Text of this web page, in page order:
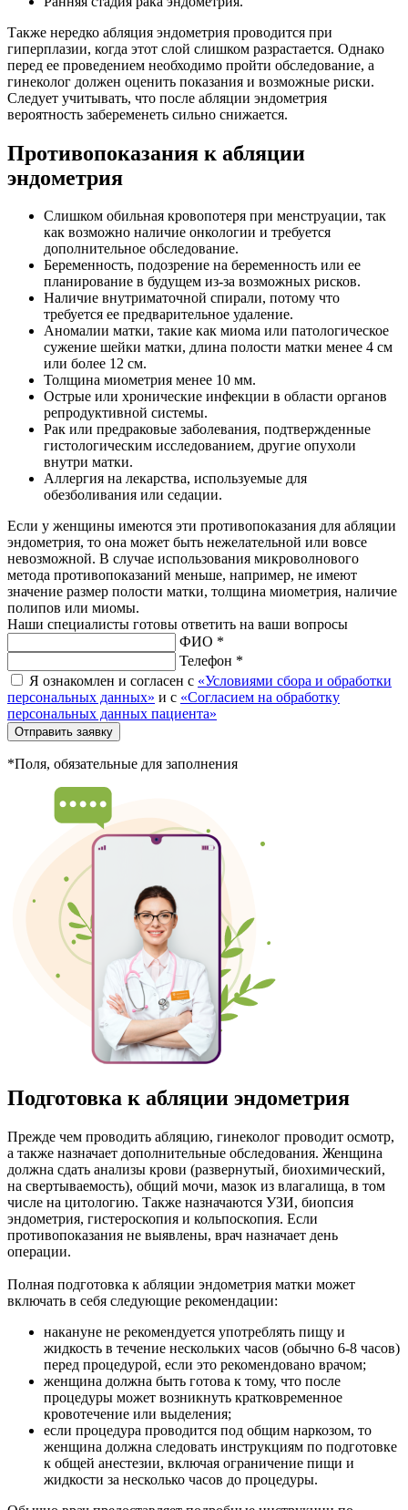
Также нередко абляция эндометрия проводится при
гиперплазии, когда этот слой слишком разрастается. Однако
перед ее проведением необходимо пройти обследование, а
гинеколог должен оценить показания и возможные риски.
Следует учитывать, что после абляции эндометрия
вероятность забеременеть сильно снижается.
Противопоказания к абляции
эндометрия
Слишком обильная кровопотеря при менструации, так
как возможно наличие онкологии и требуется
дополнительное обследование.
Беременность, подозрение на беременность или ее
планирование в будущем из-за возможных рисков.
Наличие внутриматочной спирали, потому что
требуется ее предварительное удаление.
Аномалии матки, такие как миома или патологическое
сужение шейки матки, длина полости матки менее 4 см
или более 12 см.
Толщина миометрия менее 10 мм.
Острые или хронические инфекции в области органов
репродуктивной системы.
Рак или предраковые заболевания, подтвержденные
гистологическим исследованием, другие опухоли
внутри матки.
Аллергия на лекарства, используемые для
обезболивания или седации.
Если у женщины имеются эти противопоказания для абляции
эндометрия, то она может быть нежелательной или вовсе
невозможной. В случае использования микроволнового
метода противопоказаний меньше, например, не имеют
значение размер полости матки, толщина миометрия, наличие
полипов или миомы.
Наши специалисты готовы ответить на ваши вопросы
ФИО *
Телефон *
Я ознакомлен и согласен с «Условиями сбора и обработки
персональных данных» и с «Согласием на обработку
персональных данных пациента»
Отправить заявку
*Поля, обязательные для заполнения
Подготовка к абляции эндометрия
Прежде чем проводить абляцию, гинеколог проводит осмотр,
а также назначает дополнительные обследования. Женщина
должна сдать анализы крови (развернутый, биохимический,
на свертываемость), общий мочи, мазок из влагалища, в том
числе на цитологию. Также назначаются УЗИ, биопсия
эндометрия, гистероскопия и кольпоскопия. Если
противопоказания не выявлены, врач назначает день
операции.
Полная подготовка к абляции эндометрия матки может
включать в себя следующие рекомендации:
накануне не рекомендуется употреблять пищу и
жидкость в течение нескольких часов (обычно 6-8 часов)
перед процедурой, если это рекомендовано врачом;
женщина должна быть готова к тому, что после
процедуры может возникнуть кратковременное
кровотечение или выделения;
если процедура проводится под общим наркозом, то
женщина должна следовать инструкциям по подготовке
к общей анестезии, включая ограничение пищи и
жидкости за несколько часов до процедуры.